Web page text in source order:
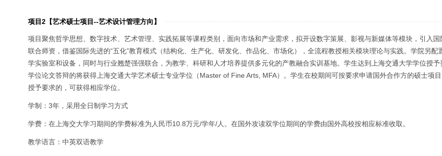
项目2【艺术硕士项目--艺术设计管理方向】
项目聚焦哲学思想、数字技术、艺术管理、实践拓展等课程类别，面向市场和产业需求，拟开设数字策展、影视与新媒体等模块，引入国
联合师资，借鉴国际先进的“五化”教育模式（结构化、生产化、研发化、作品化、市场化），全流程教授相关模块理论与实践。学院另配
学实验室和设备，同时与行业翘楚强强联合，为教学、科研和人才培养提供多元化的产教融合实训基地。学生达到上海交通大学学位授予
学位论文答辩的将获得上海交通大学艺术硕士专业学位（Master of Fine Arts, MFA）。学生在校期间可按要求申请国外合作方的硕士项
授予要求的，可获得相应学位。
学制：3年，采用全日制学习方式
学费：在上海交大学习期间的学费标准为人民币10.8万元/学年/人。在国外攻读双学位期间的学费由国外高校按相应标准收取。
教学语言：中英双语教学